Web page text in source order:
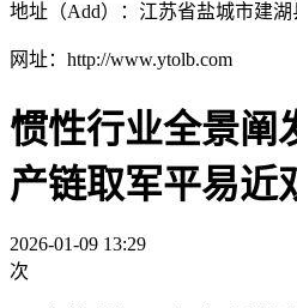
地址（Add）：江苏省盐城市建
网址：http://www.ytolb.com
惯性行业全景阐
产链取军平易近
2026-01-09 13:29
次